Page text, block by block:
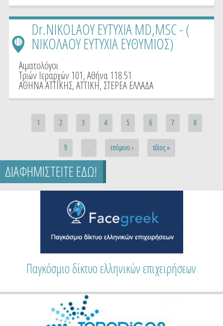
Dr.NIKOLAOY EYTYXIA MD,MSC - (
ΝΙΚΟΛΑΟΥ ΕΥΤΥΧΙΑ ΕΥΘΥΜΙΟΣ)
10
Αιματολόγοι
Τριών Ιεραρχών 101, Αθήνα 118 51
ΑΘΗΝΑ ΑΤΤΙΚΗΣ,ΑΤΤΙΚΗ, ΣΤΕΡΕΑ ΕΛΛΑΔΑ
1 2 3 4 5 6 7 8
9 … επόμενο › τέλος »
ΔΙΑΦΗΜΙΣΤΕΙΤΕ ΕΔΩ!
Παγκόσμιο δίκτυο ελληνικών επιχειρήσεων